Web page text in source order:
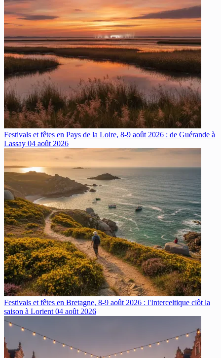
Festivals et fêtes en Pays de la Loire, 8-9 août 2026 : de Guérande à
Lassay 04 août 2026
Festivals et fêtes en Bretagne, 8-9 août 2026 : l'Interceltique clôt la
saison à Lorient 04 août 2026